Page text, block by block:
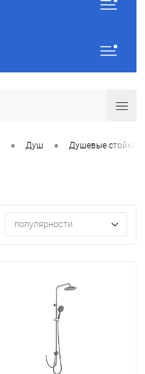
• Душ • Душевые стойки
популярности